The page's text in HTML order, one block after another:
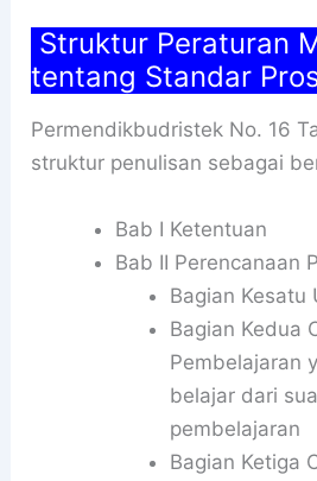
Struktur Peraturan
tentang Standar
Permendikbudristek No. 16
struktur penulisan sebagai
Bab I Ketentuan
Bab II Perencanaan
Bagian Kesatu
Bagian Kedua
Pembelajaran
belajar dari
pembelajaran
Bagian Ketiga